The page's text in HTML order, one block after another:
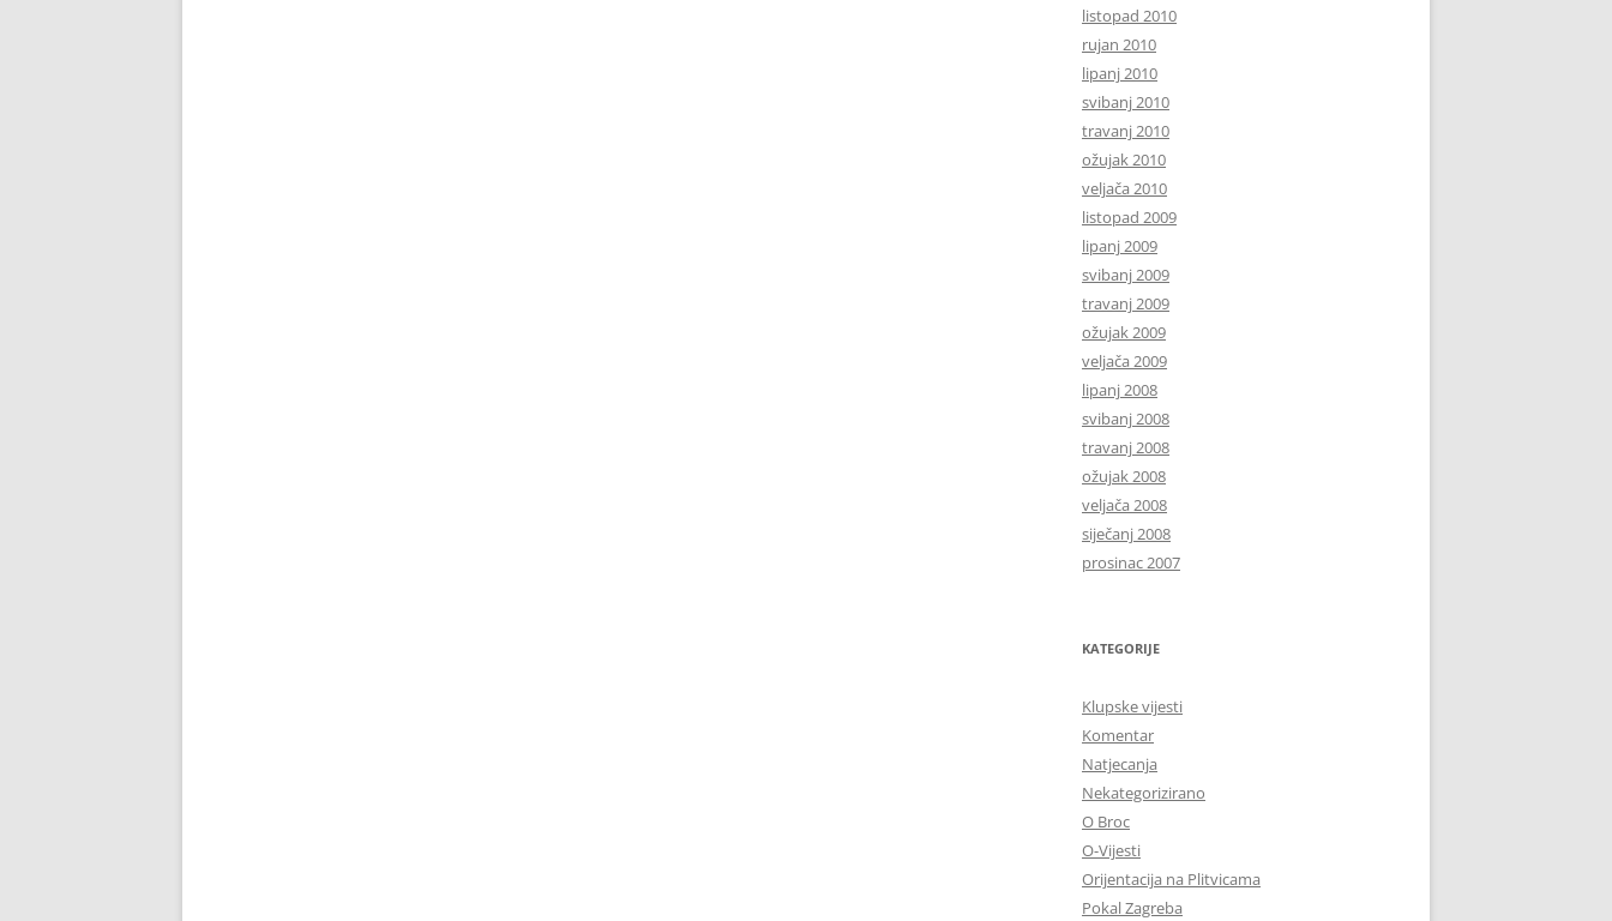
listopad 2010
rujan 2010
lipanj 2010
svibanj 2010
travanj 2010
ožujak 2010
veljača 2010
listopad 2009
lipanj 2009
svibanj 2009
travanj 2009
ožujak 2009
veljača 2009
lipanj 2008
svibanj 2008
travanj 2008
ožujak 2008
veljača 2008
siječanj 2008
prosinac 2007
KATEGORIJE
Klupske vijesti
Komentar
Natjecanja
Nekategorizirano
O Broc
O-Vijesti
Orijentacija na Plitvicama
Pokal Zagreba